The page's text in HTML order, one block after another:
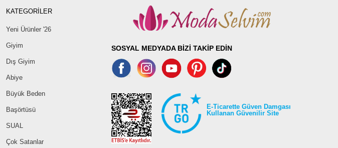
KATEGORİLER
Yeni Ürünler '26
Giyim
Dış Giyim
Abiye
Büyük Beden
Başörtüsü
SUAL
Çok Satanlar
SOSYAL MEDYADA BİZİ TAKİP EDİN
E-Ticarette Güven Damgası
Kullanan Güvenilir Site